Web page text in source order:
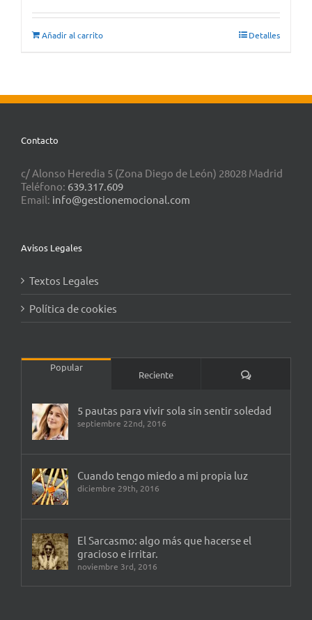
Añadir al carrito Detalles
Contacto
c/ Alonso Heredia 5 (Zona Diego de León) 28028 Madrid
Teléfono: 639.317.609
Email: info@gestionemocional.com
Avisos Legales
Textos Legales
Política de cookies
Popular
Reciente Comentarios
5 pautas para vivir sola sin sentir soledad
septiembre 22nd, 2016
Cuando tengo miedo a mi propia luz
diciembre 29th, 2016
El Sarcasmo: algo más que hacerse el
gracioso e irritar.
noviembre 3rd, 2016